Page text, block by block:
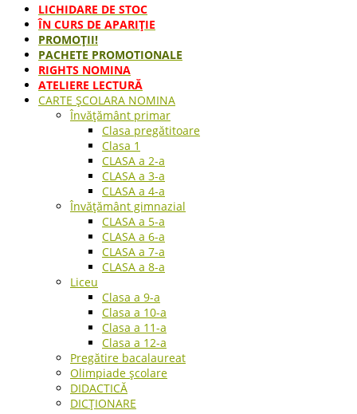
LICHIDARE DE STOC
ÎN CURS DE APARIŢIE
PROMOȚII!
PACHETE PROMOTIONALE
RIGHTS NOMINA
ATELIERE LECTURĂ
CARTE ŞCOLARA NOMINA
Învățământ primar
Clasa pregătitoare
Clasa 1
CLASA a 2-a
CLASA a 3-a
CLASA a 4-a
Învățământ gimnazial
CLASA a 5-a
CLASA a 6-a
CLASA a 7-a
CLASA a 8-a
Liceu
Clasa a 9-a
Clasa a 10-a
Clasa a 11-a
Clasa a 12-a
Pregătire bacalaureat
Olimpiade școlare
DIDACTICĂ
DICȚIONARE